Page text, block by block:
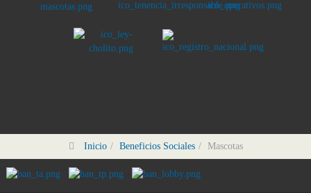
Inicio Beneficios Sociales Mascotas